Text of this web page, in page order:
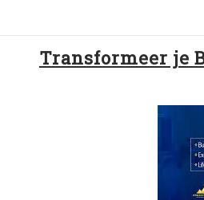
Transformeer je